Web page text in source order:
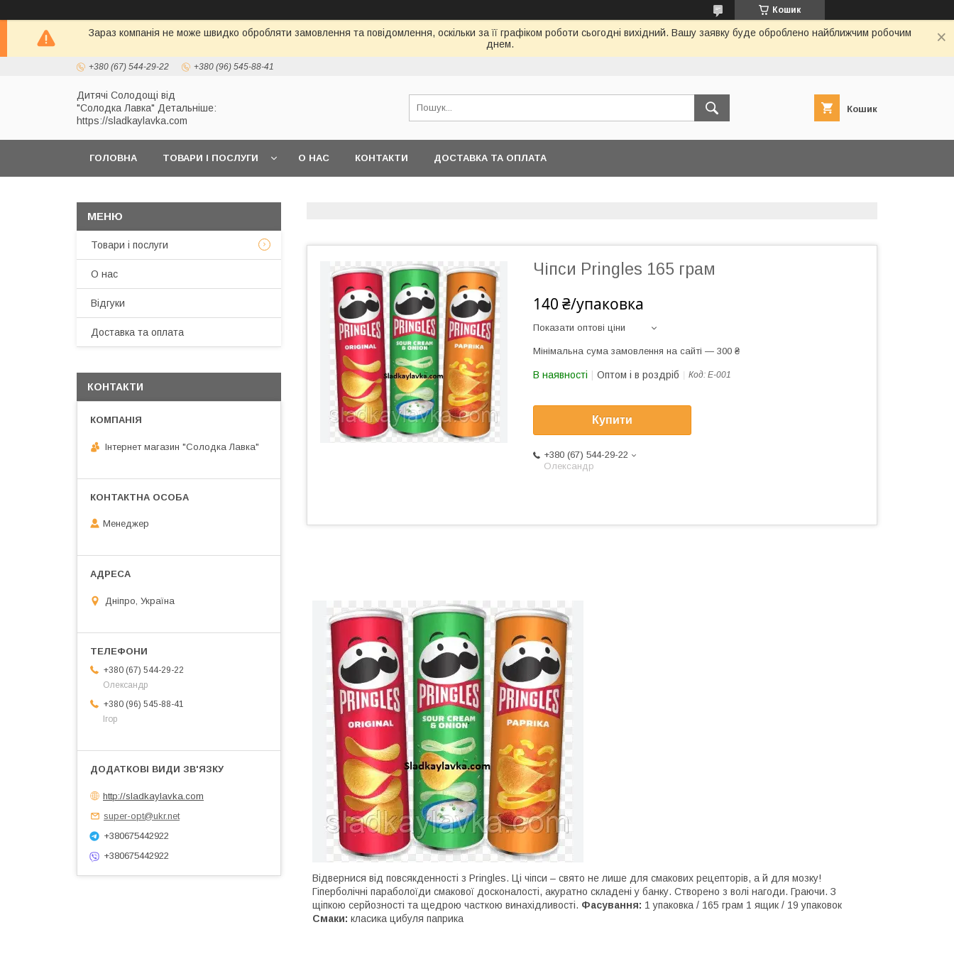
Кошик
Зараз компанія не може швидко обробляти замовлення та повідомлення, оскільки за її графіком роботи сьогодні вихідний. Вашу заявку буде оброблено найближчим робочим
днем.
+380 (67) 544-29-22 +380 (96) 545-88-41
Дитячі Солодощі від
"Солодка Лавка" Детальніше:
https://sladkaylavka.com
Кошик
ГОЛОВНА ТОВАРИ І ПОСЛУГИ О НАС КОНТАКТИ ДОСТАВКА ТА ОПЛАТА
Чіпси Pringles 165 грам
140 ₴/упаковка
Показати оптові ціни
Мінімальна сума замовлення на сайті — 300 ₴
В наявності Оптом і в роздріб Код: Е-001
Купити
+380 (67) 544-29-22
Олександр
Відвернися від повсякденності з Pringles. Ці чіпси – свято не лише для смакових рецепторів, а й для мозку!
Гіперболічні параболоїди смакової досконалості, акуратно складені у банку. Створено з волі нагоди. Граючи. З
щіпкою серйозності та щедрою часткою винахідливості. Фасування: 1 упаковка / 165 грам 1 ящик / 19 упаковок
Смаки: класика цибуля паприка
Товари і послуги
О нас
Відгуки
Доставка та оплата
КОНТАКТИ
Інтернет магазин "Солодка Лавка"
Менеджер
Дніпро, Україна
+380 (67) 544-29-22
Олександр
+380 (96) 545-88-41
Ігор
http://sladkaylavka.com
super-opt@ukr.net
+380675442922
+380675442922